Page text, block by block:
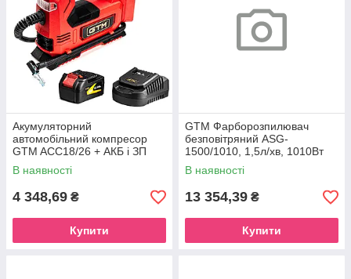
Акумуляторний
автомобільний компресор
GTM ACC18/26 + АКБ і ЗП
В наявності
4 348,69 ₴
Купити
GTM Фарборозпилювач
безповітряний ASG-
1500/1010, 1,5л/хв, 1010Вт
207бар
В наявності
13 354,39 ₴
Купити